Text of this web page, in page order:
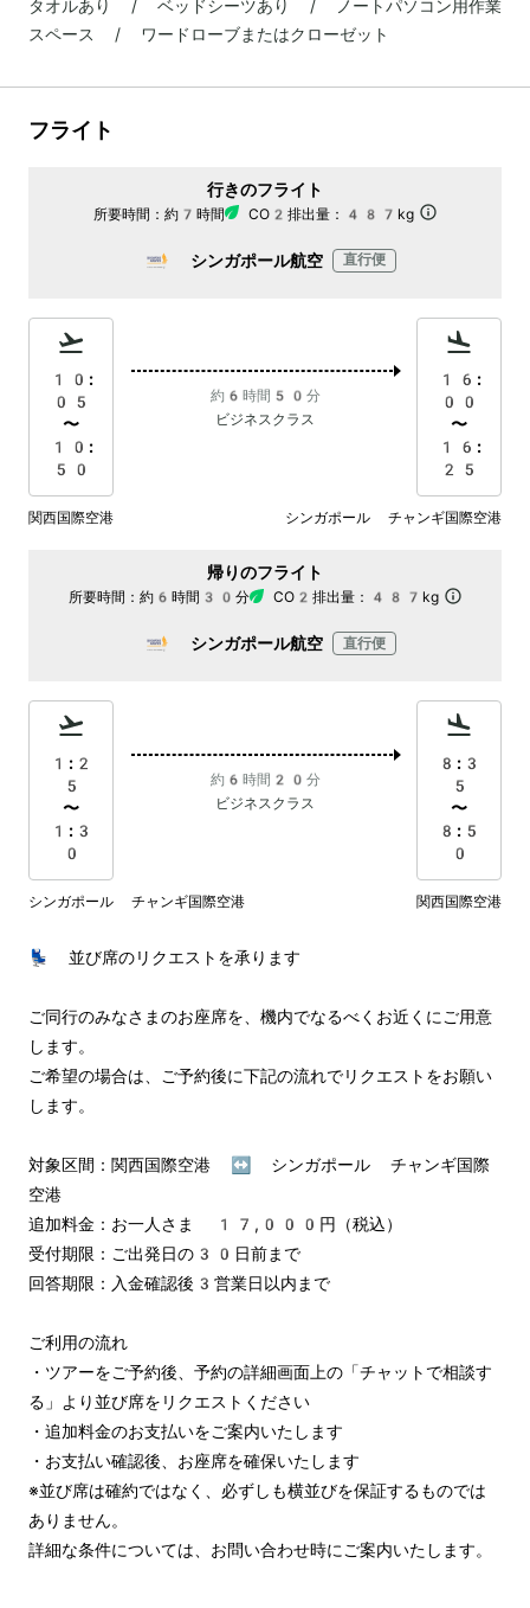
タオルあり / ベッドシーツあり / ノートパソコン用作業
スペース / ワードローブまたはクローゼット
フライト
行きのフライト
所要時間： 約7時間 CO2排出量： 487kg
シンガポール航空 直行便
10:
05
〜
10:
50
約6時間50分
ビジネスクラス
16:
00
〜
16:
25
関西国際空港 シンガポール チャンギ国際空港
帰りのフライト
所要時間： 約6時間30分 CO2排出量： 487kg
シンガポール航空 直行便
1:2
5
〜
1:3
0
約6時間20分
ビジネスクラス
8:3
5
〜
8:5
0
シンガポール チャンギ国際空港 関西国際空港
💺 並び席のリクエストを承ります
ご同行のみなさまのお座席を、機内でなるべくお近くにご用意
します。
ご希望の場合は、ご予約後に下記の流れでリクエストをお願い
します。
対象区間：関西国際空港 ↔︎ シンガポール チャンギ国際
空港
追加料金：お一人さま 17,000円（税込）
受付期限：ご出発日の30日前まで
回答期限：入金確認後3営業日以内まで
ご利用の流れ
・ツアーをご予約後、予約の詳細画面上の「チャットで相談す
る」より並び席をリクエストください
・追加料金のお支払いをご案内いたします
・お支払い確認後、お座席を確保いたします
※並び席は確約ではなく、必ずしも横並びを保証するものでは
ありません。
詳細な条件については、お問い合わせ時にご案内いたします。